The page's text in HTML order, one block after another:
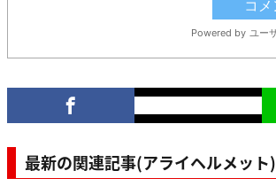
最新の関連記事(アライヘルメット)